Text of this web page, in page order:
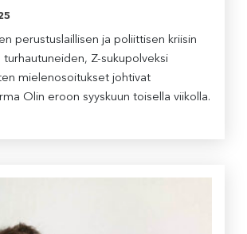
perustuslaillisen ja poliittisen kriisin
turhautuneiden, Z-sukupolveksi
mielenosoitukset johtivat
Olin eroon syyskuun toisella viikolla.